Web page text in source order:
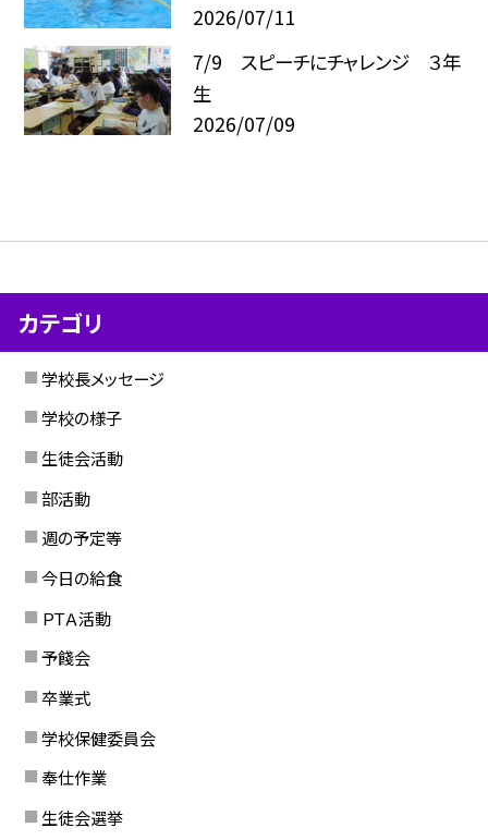
2026/07/11
7/9 スピーチにチャレンジ ３年
生
2026/07/09
カテゴリ
学校長メッセージ
学校の様子
生徒会活動
部活動
週の予定等
今日の給食
ＰＴＡ活動
予餞会
卒業式
学校保健委員会
奉仕作業
生徒会選挙